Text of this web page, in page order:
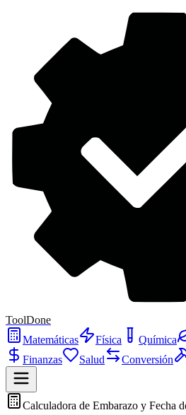
ToolDone
Matemáticas
Física Química
Finanzas
Salud Conversión
Calculadora de Embarazo y Fecha